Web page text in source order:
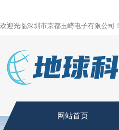
欢迎光临深圳市京都玉崎电子有限公司！
网站首页